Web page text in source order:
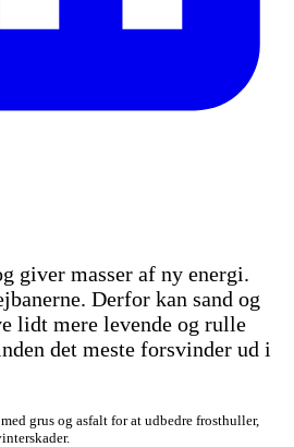
giver masser af ny energi.
Derfor kan sand og
lidt mere levende og rulle
det meste forsvinder ud i
grus og asfalt for at udbedre frosthuller,